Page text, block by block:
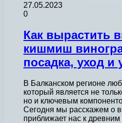
27.05.2023
0
Как вырастить
кишмиш
посадка, уход и
В Балканском регионе
который является не
но и ключевым
Сегодня мы расскажем о
приближает нас к